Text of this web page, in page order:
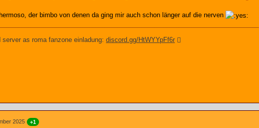
der bimbo von denen da ging mir auch schon länger auf die nerven
server as roma fanzone einladung: discord.gg/HtWYYpFf6r
2025 +1